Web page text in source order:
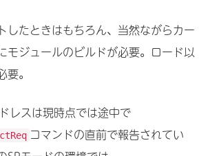
したときはもちろん、当然ながらカー
モジュールのビルドが必要。ロード以
。
レスは現時点では途中で
コマンドの直前で報告されてい